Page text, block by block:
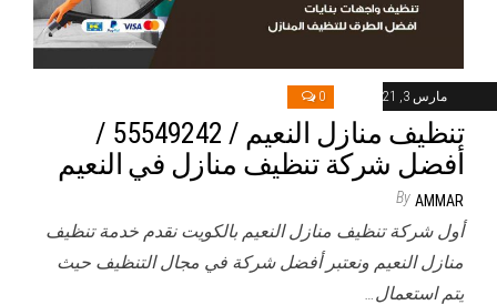
مارس 3, 2021 0
تنظيف منازل النعيم / 55549242 /
أفضل شركة تنظيف منازل في النعيم
By AMMAR
أول شركة تنظيف منازل النعيم بالكويت نقدم خدمة تنظيف
منازل النعيم ونعتبر أفضل شركة في مجال التنظيف حيث
يتم استعمال…